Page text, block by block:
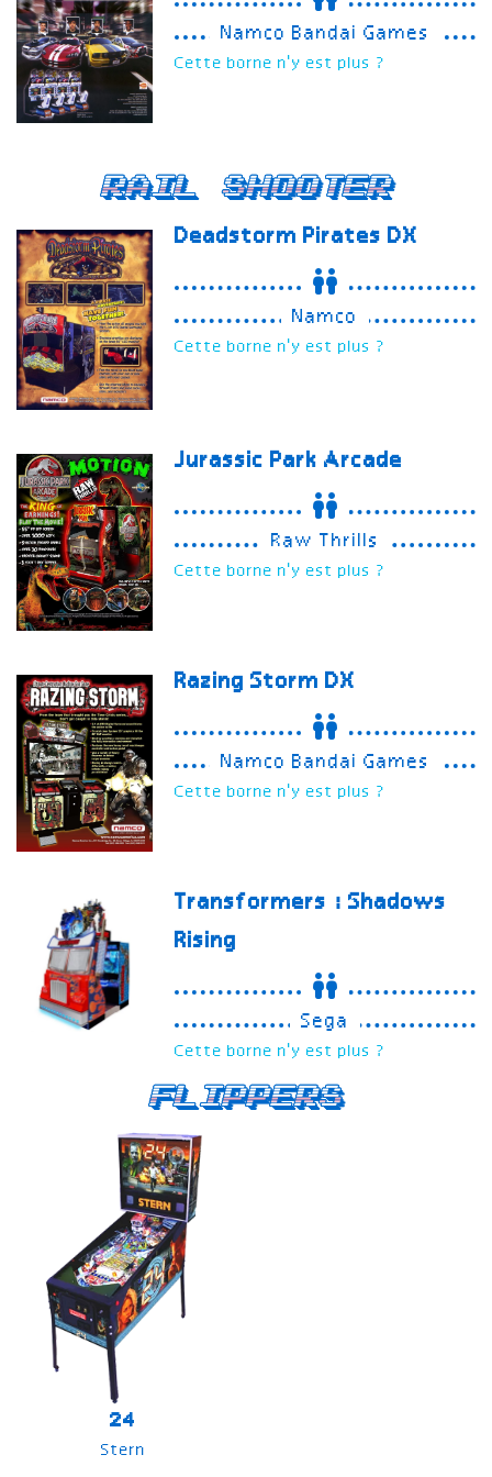
Namco Bandai Games
Cette borne n'y est plus ?
Rail Shooter
Deadstorm PiratesDX
Namco
Cette borne n'y est plus ?
Jurassic Park Arcade
Raw Thrills
Cette borne n'y est plus ?
Razing StormDX
Namco Bandai Games
Cette borne n'y est plus ?
Transformers : Shadows
Rising
Sega
Cette borne n'y est plus ?
Flippers
24
Stern